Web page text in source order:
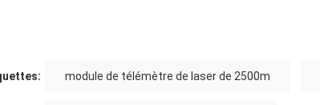
module de télémètre de laser de 2500m